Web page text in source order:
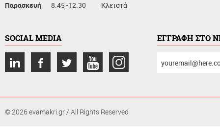
Παρασκευή
8.45 -12.30 Κλειστά
SOCIAL MEDIA ΕΓΓΡΑΦΗ ΣΤΟ
το
© 2026 evamakri.gr / All Rights Reserved